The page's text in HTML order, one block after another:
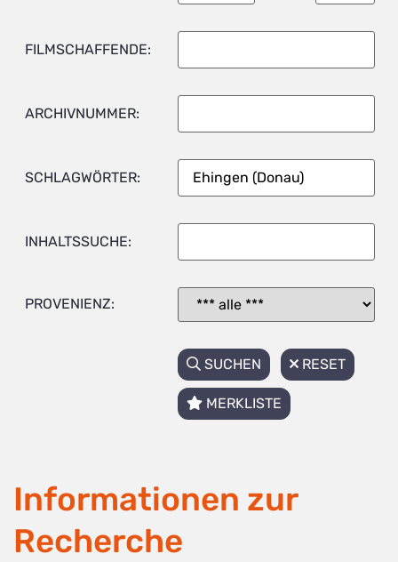
FILMSCHAFFENDE:
ARCHIVNUMMER:
SCHLAGWÖRTER:
INHALTSSUCHE:
PROVENIENZ:
SUCHEN RESET
MERKLISTE
Informationen zur
Recherche